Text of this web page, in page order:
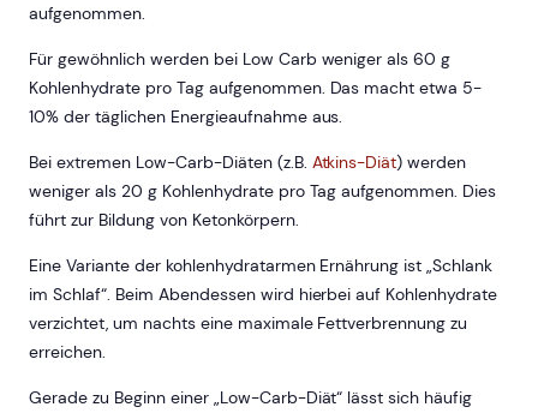
aufgenommen.
Für gewöhnlich werden bei Low Carb weniger als 60 g
Kohlenhydrate pro Tag aufgenommen. Das macht etwa 5-
10% der täglichen Energieaufnahme aus.
Bei extremen Low-Carb-Diäten (z.B. Atkins-Diät) werden
weniger als 20 g Kohlenhydrate pro Tag aufgenommen. Dies
führt zur Bildung von Ketonkörpern.
Eine Variante der kohlenhydratarmen Ernährung ist „Schlank
im Schlaf“. Beim Abendessen wird hierbei auf Kohlenhydrate
verzichtet, um nachts eine maximale Fettverbrennung zu
erreichen.
Gerade zu Beginn einer „Low-Carb-Diät“ lässt sich häufig